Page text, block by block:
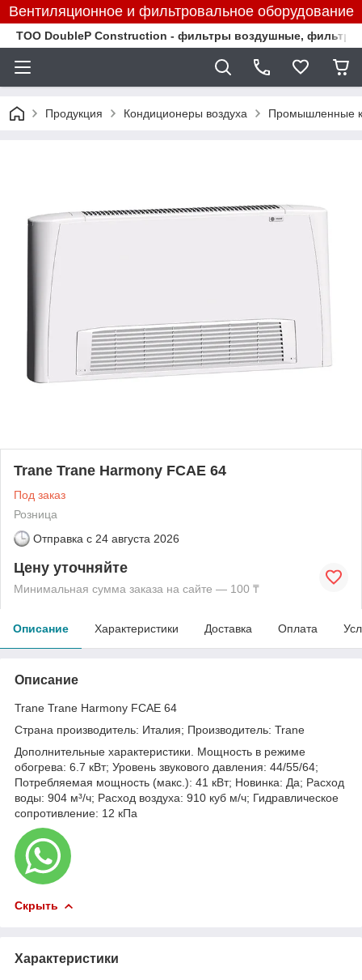
Вентиляционное и фильтровальное оборудование
TOO DoubleP Construction - фильтры воздушные,
Продукция Кондиционеры воздуха Промышленные
Trane Trane Harmony FCAE 64
Под заказ
Розница
Отправка с 24 августа 2026
Цену уточняйте
Минимальная сумма заказа на сайте — 100 ₸
Описание Характеристики Доставка Оплата
Описание
Trane Trane Harmony FCAE 64
Страна производитель: Италия; Производитель: Trane
Дополнительные характеристики. Мощность в режиме
обогрева: 6.7 кВт; Уровень звукового давления: 44/55/64;
Потребляемая мощность (макс.): 41 кВт; Новинка: Да; Расход
воды: 904 м³/ч; Расход воздуха: 910 куб м/ч; Гидравлическое
сопротивление: 12 кПа
Скрыть
Характеристики